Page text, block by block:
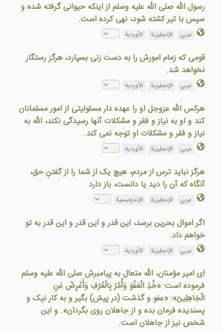
رسول الله صلی الله علیه وسلم از اینکه حیوانی گرفته شده و
سپس با تیر کشته شود، نهی کرده است.
عربي الإنجليزية الأوردية
قومی كه زمام امورش را به دست زنی بسپارد، هرگز رستگار
نخواهد شد.
عربي الإنجليزية الأوردية
هرکس الله عزوجل او را عهده دار مسئولیتی از امور مسلمانان
کند و او به نیاز و فقر و مشکلات آنها رسیدگی نکند، الله به
نیاز و فقر و مشکلات او توجه نمی کند.
عربي الإنجليزية الأوردية
هرگز نباید ترس از مردم، هیچ یک از شما را از گفتنِ حق،
آنگاه که آن را دید یا دانست، باز دارد
عربي الإنجليزية الإندونيسية
اگر اموال بحرين برسد، اين قدر و اين قدر و اين قدر به تو
خواهم داد.
عربي الإنجليزية الأوردية
ای امير مؤمنان، الله متعال به پيامبرش صلى الله عليه وسلم
فرموده است: «خُذِ الْعَفْوَ وَأْمُرْ بِالْعُرْفِ وَأَعْرِضْ عَنِ
الْجَاهِلِينَ»: «عفو و گذشت (در پيش) بگير و به کار نيک و
پسنديده فرمان بده و از جاهلان روی بگردان». و اين
شخص نيز از جاهلان است.